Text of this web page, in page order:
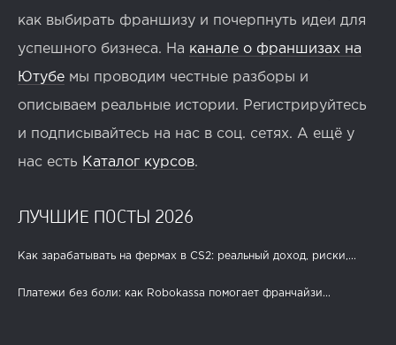
как выбирать франшизу и почерпнуть идеи для
успешного бизнеса. На канале о франшизах на
Ютубе мы проводим честные разборы и
описываем реальные истории. Регистрируйтесь
и подписывайтесь на нас в соц. сетях. А ещё у
нас есть Каталог курсов.
ЛУЧШИЕ ПОСТЫ 2026
Как зарабатывать на фермах в CS2: реальный доход, риски,...
Платежи без боли: как Robokassa помогает франчайзи...